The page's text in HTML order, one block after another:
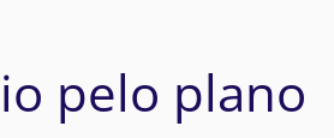
pelo plano